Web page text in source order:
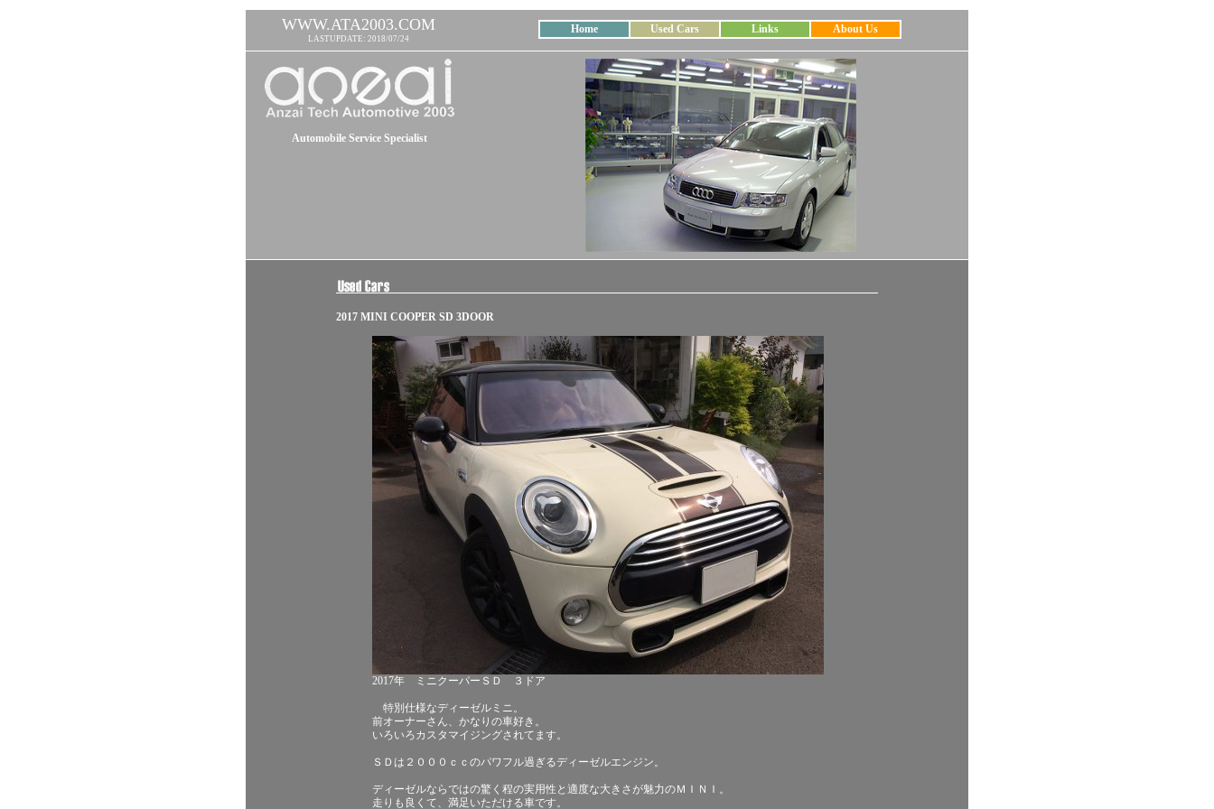
WWW.ATA2003.COM
LASTUPDATE: 2018/07/24
Home Used Cars Links About Us
Automobile Service Specialist
2017 MINI COOPER SD 3DOOR
2017年 ミニクーパーＳＤ ３ドア
特別仕様なディーゼルミニ。
前オーナーさん、かなりの車好き。
いろいろカスタマイジングされてます。
ＳＤは２０００ｃｃのパワフル過ぎるディーゼルエンジン。
ディーゼルならではの驚く程の実用性と適度な大きさが魅力のＭＩＮＩ。
走りも良くて、満足いただける車です。